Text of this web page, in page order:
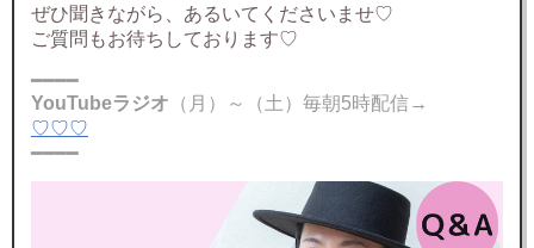
ぜひ聞きながら、あるいてくださいませ♡
ご質問もお待ちしております♡
━━━━
YouTubeラジオ （月）～（土）毎朝5時配信→
♡♡♡
━━━━